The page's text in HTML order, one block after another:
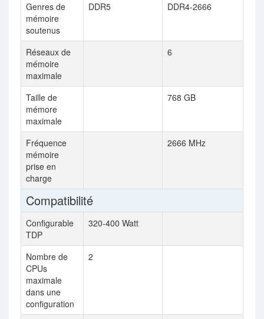
Genres de
mémoire
soutenus
DDR5 DDR4-2666
Réseaux de
mémoire
maximale
6
Taille de
mémore
maximale
768 GB
Fréquence
mémoire
prise en
charge
2666 MHz
Compatibilité
Configurable
TDP
320-400 Watt
Nombre de
CPUs
maximale
dans une
configuration
2